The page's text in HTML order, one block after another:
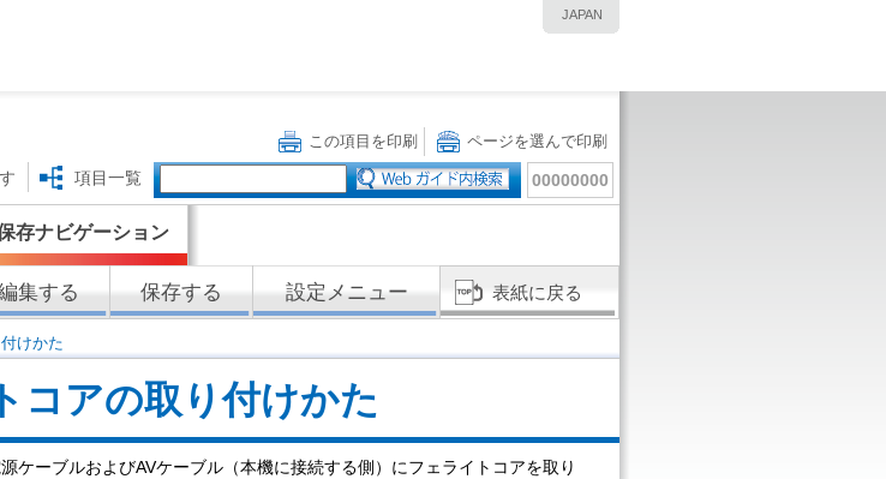
JAPAN
この項目を印刷 ページを選んで印刷
00000000
項目一覧
存ナビゲーション
集する 保存する 設定メニュー 表紙に戻る
けかた
コアの取り付けかた
ケーブルおよびAVケーブル（本機に接続する側）にフェライトコアを取り